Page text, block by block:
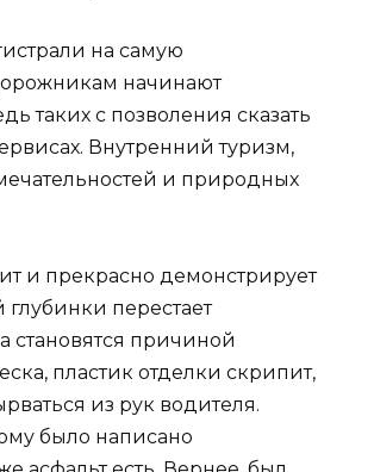
на самую
начинают
таких с позволения сказать
Внутренний туризм,
и природных
и прекрасно демонстрирует
перестает
становятся причиной
пластик отделки скрипит,
из рук водителя.
было написано